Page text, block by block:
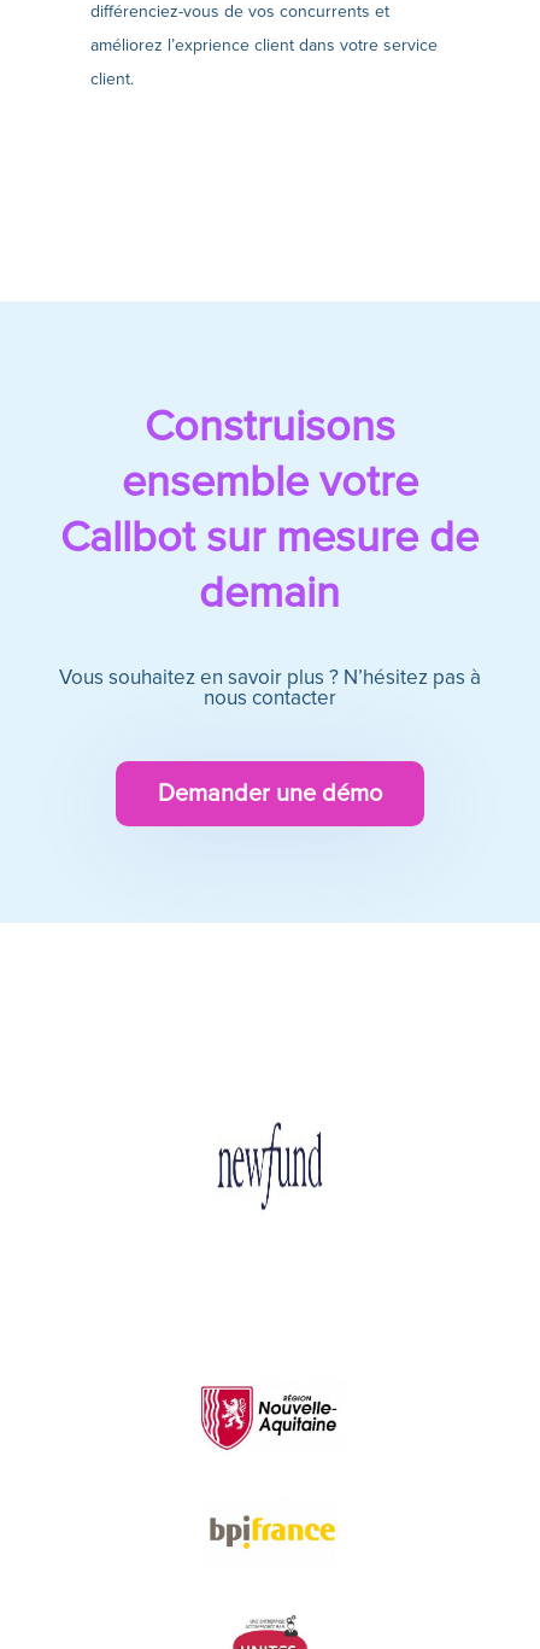
différenciez-vous de vos concurrents et
améliorez l’exprience client dans votre service
client.
Construisons
ensemble votre
Callbot sur mesure de
demain
Vous souhaitez en savoir plus ? N’hésitez pas à
nous contacter
Demander une démo